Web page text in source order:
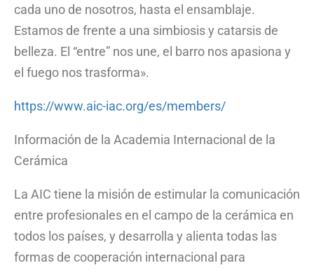
cada uno de nosotros, hasta el ensamblaje.
Estamos de frente a una simbiosis y catarsis de
belleza. El “entre” nos une, el barro nos apasiona y
el fuego nos trasforma».
https://www.aic-iac.org/es/members/
Información de la Academia Internacional de la
Cerámica
La AIC tiene la misión de estimular la comunicación
entre profesionales en el campo de la cerámica en
todos los países, y desarrolla y alienta todas las
formas de cooperación internacional para